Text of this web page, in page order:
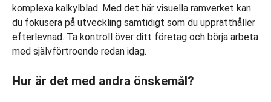
komplexa kalkylblad. Med det här visuella ramverket kan
du fokusera på utveckling samtidigt som du upprätthåller
efterlevnad. Ta kontroll över ditt företag och börja arbeta
med självförtroende redan idag.
Hur är det med andra önskemål?